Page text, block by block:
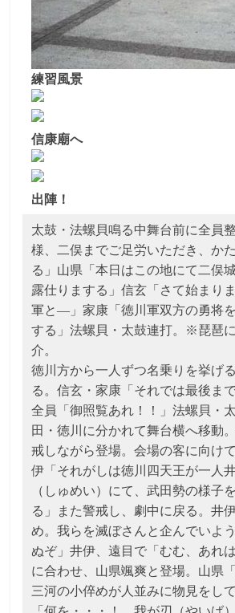
練習風景
信康廟へ
出陣！
太鼓・法螺貝鳴る中舞台前に全員
様、二俣までご足労いただき、か
る」山県「本日はこの地にて二俣
露仕りまする」信玄「さて始まり
軍と―」家康「徳川軍双方の勇将
する」法螺貝・太鼓連打。※琵琶
介。
徳川方から一人ずつ名乗りを挙げ
る。信玄・家康「それでは最後ま
全員「御照覧あれ！！」法螺貝・
田・徳川に分かれて舞台横へ移動
戒しながら登場。会場の客に向け
伊「それがしは徳川四天王が一人
（しゅめい）にて、武田勢の様子
る」また警戒し、劇中に戻る。井
め。我らを滅ぼさんと企んでいよ
ぬぞ」井伊、遠目で「むむ、あれ
に合わせ、山県颯爽と登場。山県
三河の小倅めが人並みに物見をし